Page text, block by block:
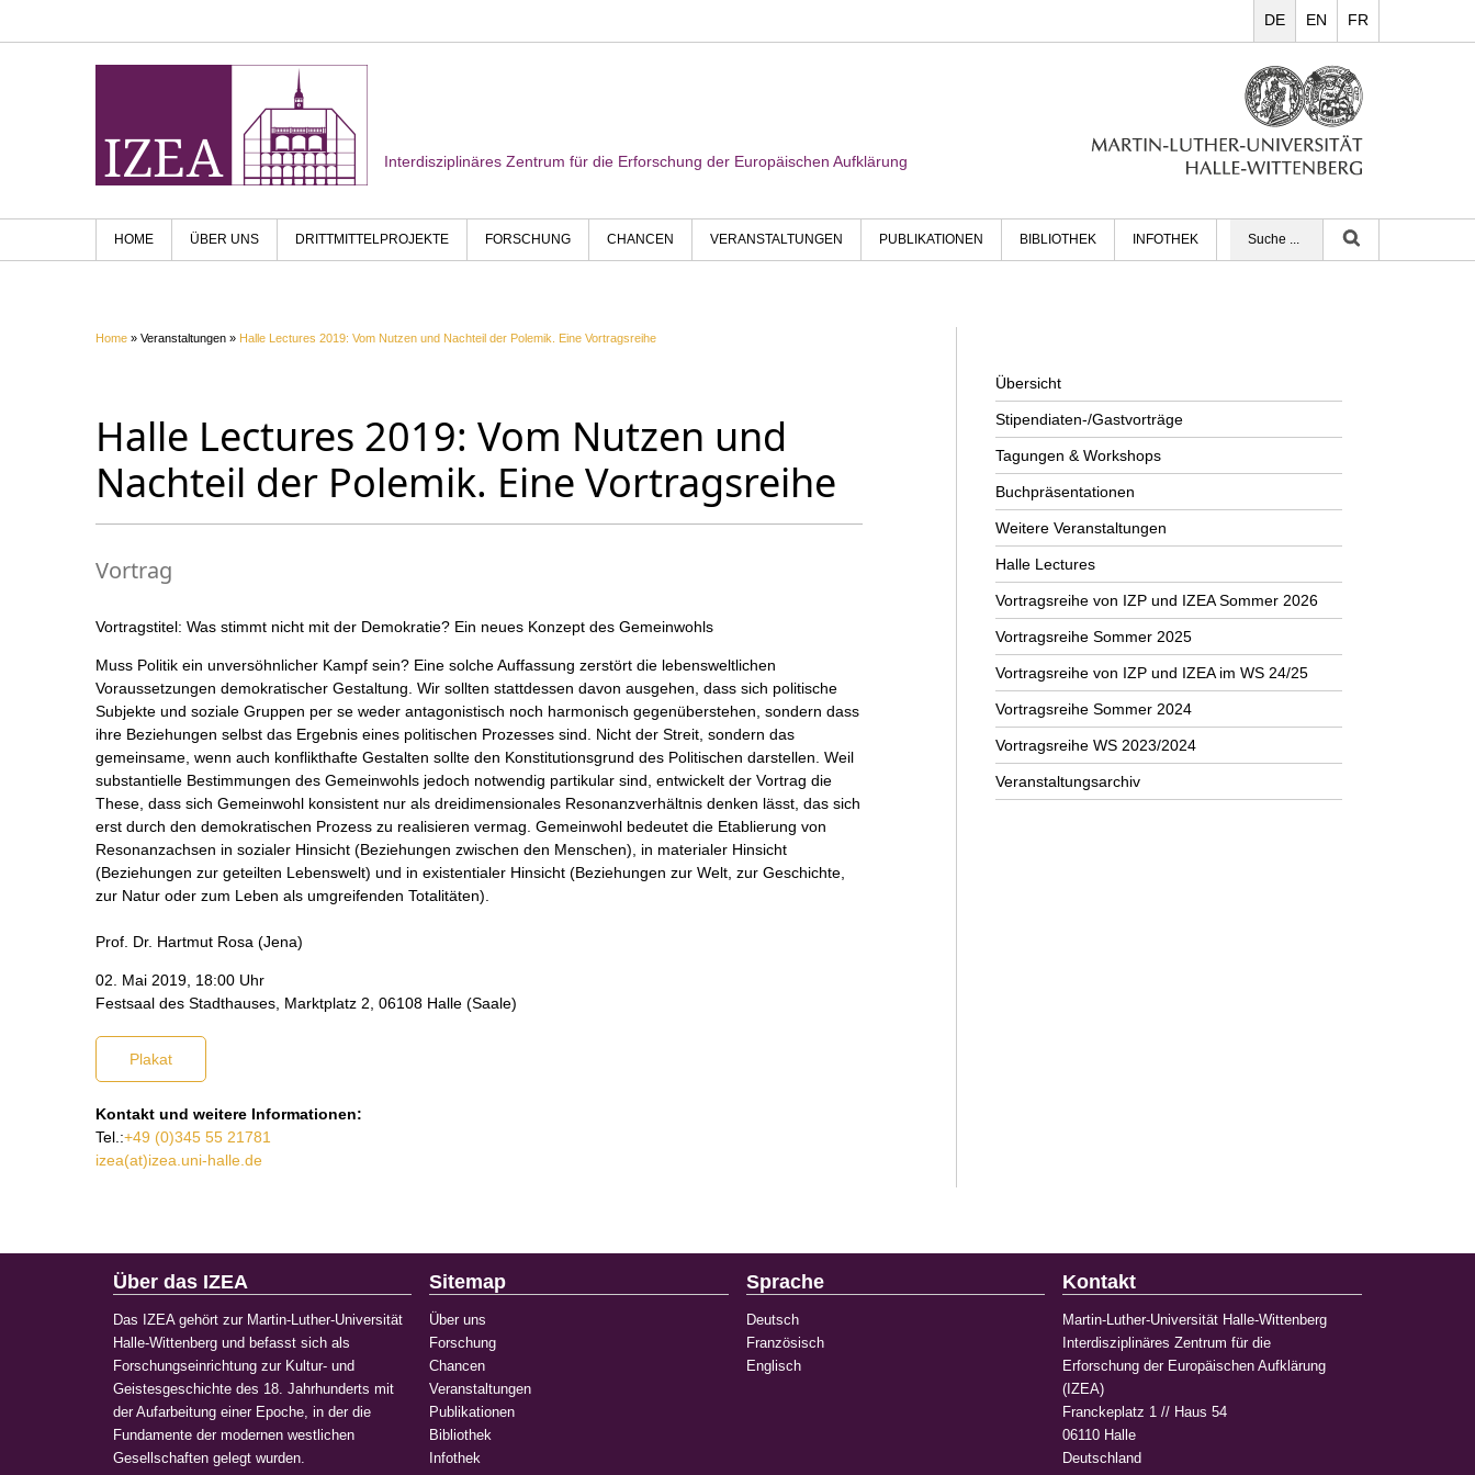
FR
EN
DE
Interdisziplinäres Zentrum für die Erforschung der Europäischen Aufklärung
HOME ÜBER UNS DRITTMITTELPROJEKTE FORSCHUNG CHANCEN VERANSTALTUNGEN PUBLIKATIONEN BIBLIOTHEK INFOTHEK
Home » Veranstaltungen » Halle Lectures 2019: Vom Nutzen und Nachteil der Polemik. Eine Vortragsreihe
Halle Lectures 2019: Vom Nutzen und
Nachteil der Polemik. Eine Vortragsreihe
Vortrag
Vortragstitel: Was stimmt nicht mit der Demokratie? Ein neues Konzept des Gemeinwohls
Muss Politik ein unversöhnlicher Kampf sein? Eine solche Auffassung zerstört die lebensweltlichen
Voraussetzungen demokratischer Gestaltung. Wir sollten stattdessen davon ausgehen, dass sich politische
Subjekte und soziale Gruppen per se weder antagonistisch noch harmonisch gegenüberstehen, sondern dass
ihre Beziehungen selbst das Ergebnis eines politischen Prozesses sind. Nicht der Streit, sondern das
gemeinsame, wenn auch konflikthafte Gestalten sollte den Konstitutionsgrund des Politischen darstellen. Weil
substantielle Bestimmungen des Gemeinwohls jedoch notwendig partikular sind, entwickelt der Vortrag die
These, dass sich Gemeinwohl konsistent nur als dreidimensionales Resonanzverhältnis denken lässt, das sich
erst durch den demokratischen Prozess zu realisieren vermag. Gemeinwohl bedeutet die Etablierung von
Resonanzachsen in sozialer Hinsicht (Beziehungen zwischen den Menschen), in materialer Hinsicht
(Beziehungen zur geteilten Lebenswelt) und in existentialer Hinsicht (Beziehungen zur Welt, zur Geschichte,
zur Natur oder zum Leben als umgreifenden Totalitäten).
Prof. Dr. Hartmut Rosa (Jena)
02. Mai 2019, 18:00 Uhr
Festsaal des Stadthauses, Marktplatz 2, 06108 Halle (Saale)
Plakat
Kontakt und weitere Informationen:
Tel.:+49 (0)345 55 21781
izea(at)izea.uni-halle.de
Übersicht
Stipendiaten-/Gastvorträge
Tagungen & Workshops
Buchpräsentationen
Weitere Veranstaltungen
Halle Lectures
Vortragsreihe von IZP und IZEA Sommer 2026
Vortragsreihe Sommer 2025
Vortragsreihe von IZP und IZEA im WS 24/25
Vortragsreihe Sommer 2024
Vortragsreihe WS 2023/2024
Veranstaltungsarchiv
Über das IZEA
Das IZEA gehört zur Martin-Luther-Universität
Halle-Wittenberg und befasst sich als
Forschungseinrichtung zur Kultur- und
Geistesgeschichte des 18. Jahrhunderts mit
der Aufarbeitung einer Epoche, in der die
Fundamente der modernen westlichen
Gesellschaften gelegt wurden.
Sitemap
Über uns
Forschung
Chancen
Veranstaltungen
Publikationen
Bibliothek
Infothek
Sprache
Deutsch
Französisch
Englisch
Kontakt
Martin-Luther-Universität Halle-Wittenberg
Interdisziplinäres Zentrum für die
Erforschung der Europäischen Aufklärung
(IZEA)
Franckeplatz 1 // Haus 54
06110 Halle
Deutschland